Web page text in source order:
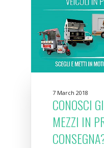
7 March 2018
CONOSCI
MEZZI IN